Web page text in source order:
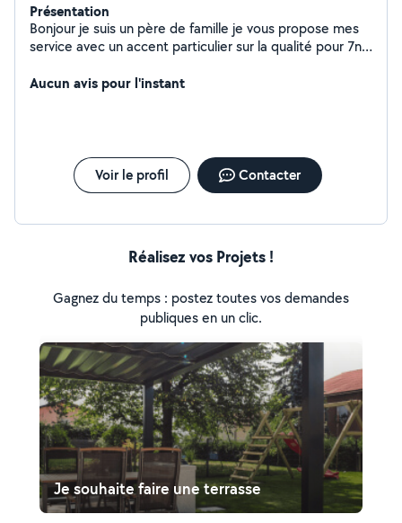
Présentation
Bonjour je suis un père de famille je vous propose mes
service avec un accent particulier sur la qualité pour 7n
moi
Aucun avis pour l'instant
Voir le profil Contacter
Réalisez vos Projets !
Gagnez du temps : postez toutes vos demandes
publiques en un clic.
Je souhaite faire une terrasse